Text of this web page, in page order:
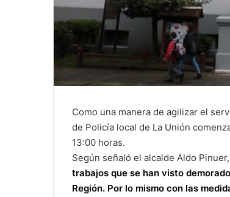
Como una manera de agilizar el
de Policía local de La Unión
13:00 horas.
Según señaló el alcalde Aldo Pinuer,
trabajos que se han visto
Región. Por lo mismo con las